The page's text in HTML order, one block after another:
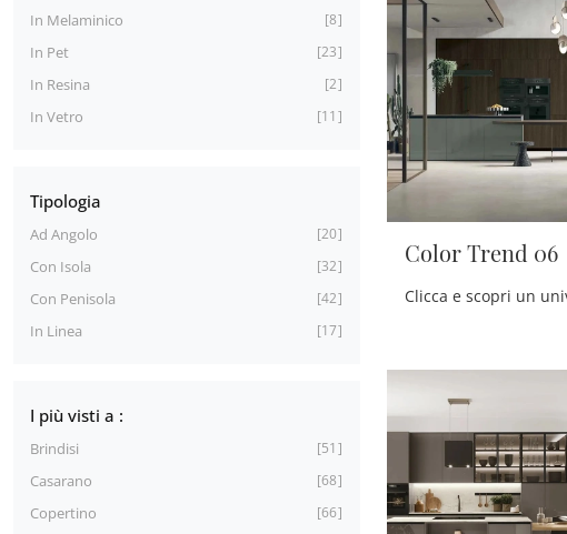
In Melaminico 8
In Pet 23
In Resina 2
In Vetro 11
Tipologia
Ad Angolo 20
Con Isola 32
Con Penisola 42
In Linea 17
I più visti a :
Brindisi 51
Casarano 68
Copertino 66
Color Trend 06